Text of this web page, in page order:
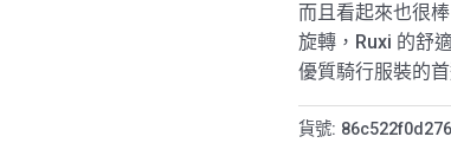
而且看起來也很
旋轉，Ruxi 的舒
優質騎行服裝的首
貨號: 86c522f0d276